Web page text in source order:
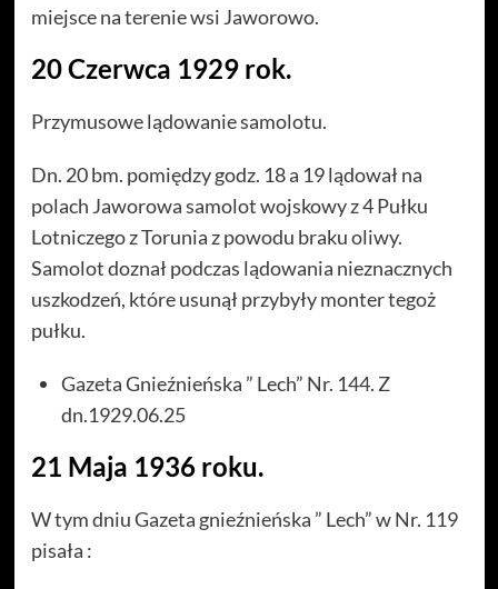
miejsce na terenie wsi Jaworowo.
20 Czerwca 1929 rok.
Przymusowe lądowanie samolotu.
Dn. 20 bm. pomiędzy godz. 18 a 19 lądował na
polach Jaworowa samolot wojskowy z 4 Pułku
Lotniczego z Torunia z powodu braku oliwy.
Samolot doznał podczas lądowania nieznacznych
uszkodzeń, które usunął przybyły monter tegoż
pułku.
Gazeta Gnieźnieńska ” Lech” Nr. 144. Z
dn.1929.06.25
21 Maja 1936 roku.
W tym dniu Gazeta gnieźnieńska ” Lech” w Nr. 119
pisała :